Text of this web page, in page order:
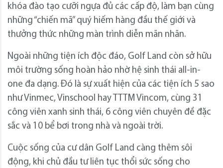
khóa đào tạo cưỡi ngựa đủ các cấp độ, làm bạn cùng
những “chiến mã” quý hiếm hàng đầu thế giới và
thưởng thức những màn trình diễn mãn nhãn.
Ngoài những tiện ích độc đáo, Golf Land còn sở hữu
môi trường sống hoàn hảo nhờ hệ sinh thái all-in-
one đa dạng. Đó là sự xuất hiện của các tiện ích 5 sao
như Vinmec, Vinschool hay TTTM Vincom, cùng 31
công viên xanh sinh thái, 6 công viên chuyên đề đặc
sắc và 10 bể bơi trong nhà và ngoài trời.
Cuộc sống của cư dân Golf Land càng thêm sôi
động, khi chủ đầu tư liên tục thổi sức sống cho